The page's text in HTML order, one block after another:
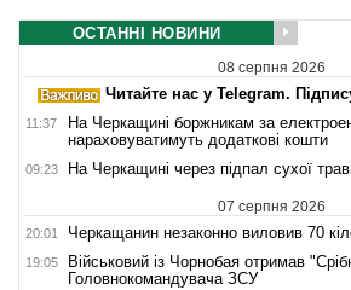
ОСТАННІ НОВИНИ
08 серпня 2026
Читайте нас у Telegram.
11:37
На Черкащині боржникам за
нараховуватимуть додаткові кошти
09:23 На Черкащині через підпал сухої
07 серпня 2026
20:01 Черкащанин незаконно виловив 70
19:05
Військовий із Чорнобая отримав
Головнокомандувача ЗСУ